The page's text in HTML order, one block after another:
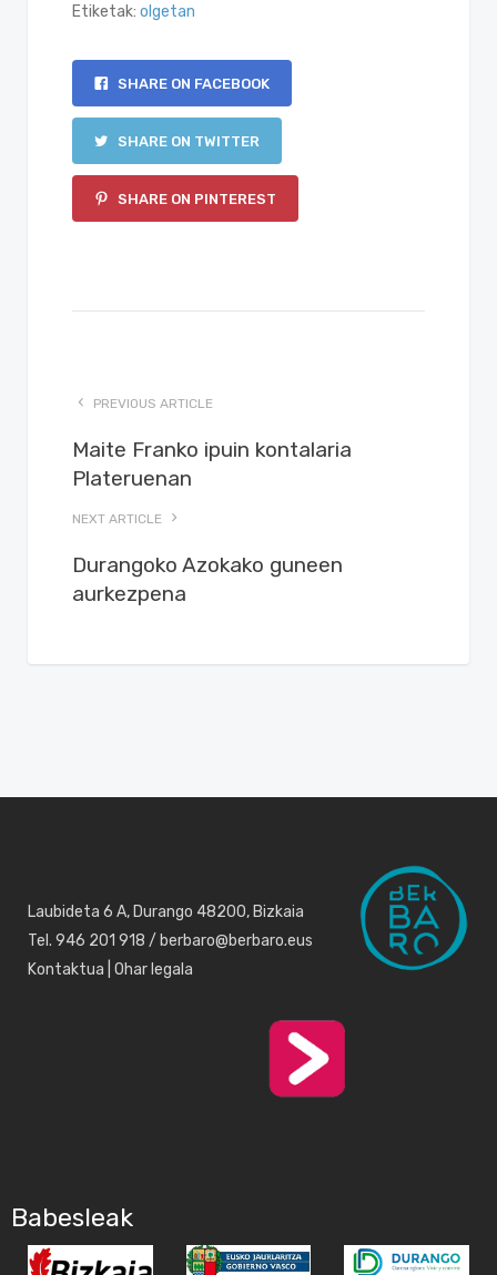
Etiketak: olgetan
SHARE ON FACEBOOK
SHARE ON TWITTER
SHARE ON PINTEREST
PREVIOUS ARTICLE
Maite Franko ipuin kontalaria
Plateruenan
NEXT ARTICLE
Durangoko Azokako guneen
aurkezpena
Laubideta 6 A, Durango 48200, Bizkaia
Tel. 946 201 918 / berbaro@berbaro.eus
Kontaktua Ohar legala
Babesleak